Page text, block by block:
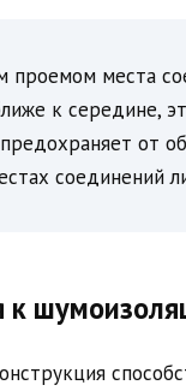
проемом места
к середине,
от
соединений
к